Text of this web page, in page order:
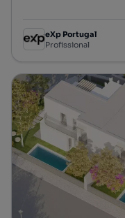
eXp Portugal
Profissional